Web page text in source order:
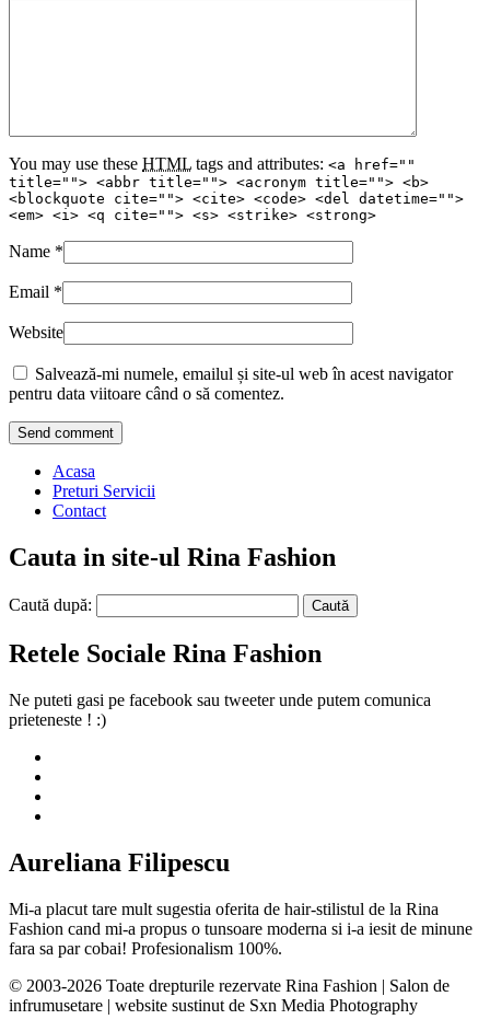
You may use these HTML tags and attributes: <a href=""
title=""> <abbr title=""> <acronym title=""> <b>
<blockquote cite=""> <cite> <code> <del datetime="">
<em> <i> <q cite=""> <s> <strike> <strong>
Name *
Email *
Website
Salvează-mi numele, emailul și site-ul web în acest navigator
pentru data viitoare când o să comentez.
Acasa
Preturi Servicii
Contact
Cauta in site-ul Rina Fashion
Caută după:
Retele Sociale Rina Fashion
Ne puteti gasi pe facebook sau tweeter unde putem comunica
prieteneste ! :)
Aureliana Filipescu
Mi-a placut tare mult sugestia oferita de hair-stilistul de la Rina
Fashion cand mi-a propus o tunsoare moderna si i-a iesit de minune
fara sa par cobai! Profesionalism 100%.
© 2003-2026 Toate drepturile rezervate Rina Fashion | Salon de
infrumusetare | website sustinut de Sxn Media Photography